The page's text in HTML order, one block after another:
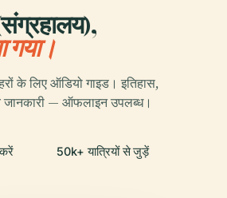
गया।
के लिए ऑडियो गाइड। इतिहास,
जानकारी — ऑफलाइन उपलब्ध।
50k+ यात्रियों से जुड़ें